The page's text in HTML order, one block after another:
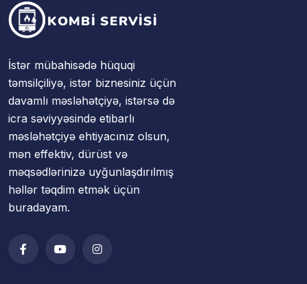
İstər mübahisədə hüquqi
təmsilçiliyə, istər biznesiniz üçün
davamlı məsləhətçiyə, istərsə də
icra səviyyəsində etibarlı
məsləhətçiyə ehtiyacınız olsun,
mən effektiv, dürüst və
məqsədlərinizə uyğunlaşdırılmış
həllər təqdim etmək üçün
buradayam.